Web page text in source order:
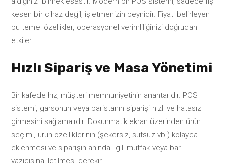
kesen bir cihaz değil, işletmenizin beynidir. Fiyatı belirleyen
bu temel özellikler, operasyonel verimliliğinizi doğrudan
etkiler.
Hızlı Sipariş ve Masa Yönetimi
Bir kafede hız, müşteri memnuniyetinin anahtarıdır. POS
sistemi, garsonun veya baristanın siparişi hızlı ve hatasız
girmesini sağlamalıdır. Dokunmatik ekran üzerinden ürün
seçimi, ürün özelliklerinin (şekersiz, sütsüz vb.) kolayca
eklenmesi ve siparişin anında ilgili mutfak veya bar
yazıcısına iletilmesi gerekir.